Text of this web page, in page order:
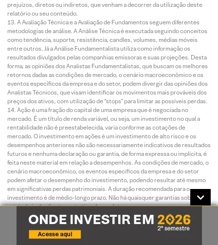
prejuízos, diretos ou indiretos, que venham a decorrer da utilização deste
relatório ou seu conteúdo.
A Avaliação Técnica e a Avaliação de Fundamentos seguem diferentes
metodologias de análise. A Análise Técnica é executada seguindo conceitos
como tendência, suporte, resistência, candles, volumes, médias móveis
entre outros. Já a Análise Fundamentalista utiliza como informação os
resultados divulgados pelas companhias emissoras e suas projeções. Desta
forma, as opiniões dos Analistas Fundamentalistas, que buscam os melhores
retornos dadas as condições de mercado, o cenário macroeconômico e os
eventos específicos da empresa e do setor, podem divergir das opiniões dos
Analistas Técnicos, que visam identificar os movimentos mais prováveis dos
preços dos ativos, com utilização de “stops” para limitar as possíveis perdas.
Ação é uma fração do capital de uma empresa que é negociada no
mercado. É um título de renda variável, ou seja, um investimento no qual a
rentabilidade não é preestabelecida, varia conforme as cotações de
mercado. O investimento em ações é um investimento de alto risco e os
desempenhos anteriores não são necessariamente indicativos de resultados
futuros e nenhuma declaração ou garantia, de forma expressa ou implícita, é
feita neste material em relação a desempenhos. As condições de mercado, o
cenário macroeconômico, os eventos específicos da empresa e do setor
podem afetar o desempenho do investimento, podendo resultar até mesmo
em significativas perdas patrimoniais. A duração recomendada para o
investimento é de médio-longo prazo. Não há quaisquer garantias sobre o
patrimônio do cliente neste tipo de produto.
O investimento em opções é preferencialmente indicado para
investidores de perfil agressivo, de acordo com a política de suitability
praticada pela XP Investimentos. No mercado de opções, são negociados
direitos de compra ou venda de um bem por preço fixado em data futura,